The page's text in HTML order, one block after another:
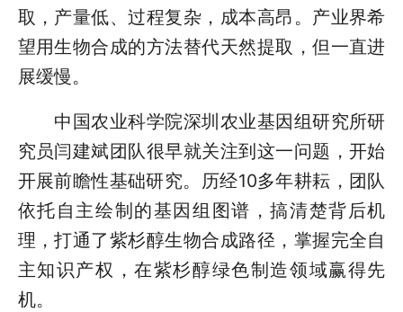
取，产量低、过程复杂，成本高昂。产业界希
望用生物合成的方法替代天然提取，但一直进
展缓慢。
中国农业科学院深圳农业基因组研究所研
究员闫建斌团队很早就关注到这一问题，开始
开展前瞻性基础研究。历经10多年耕耘，团队
依托自主绘制的基因组图谱，搞清楚背后机
理，打通了紫杉醇生物合成路径，掌握完全自
主知识产权，在紫杉醇绿色制造领域赢得先
机。